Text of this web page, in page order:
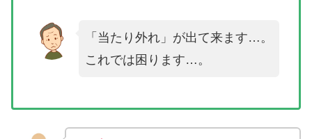
「当たり外れ」が出て来ます…。
これでは困ります…。